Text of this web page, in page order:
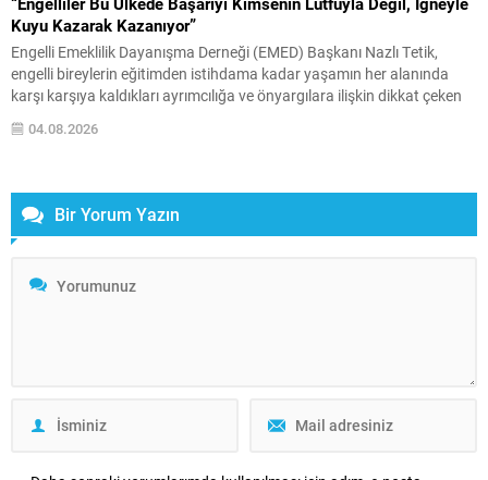
Kuyu Kazarak Kazanıyor”
Engelli Emeklilik Dayanışma Derneği (EMED) Başkanı Nazlı Tetik,
engelli bireylerin eğitimden istihdama kadar yaşamın her alanında
karşı karşıya kaldıkları ayrımcılığa ve önyargılara ilişkin dikkat çeken
açıklamalarda bulundu. Tetik, engelli bireylerin elde ettikleri başarıların
çoğu zaman yeterince takdir edilmediğini belirterek, “Engelliler bu
04.08.2026
Bir Yorum Yazın